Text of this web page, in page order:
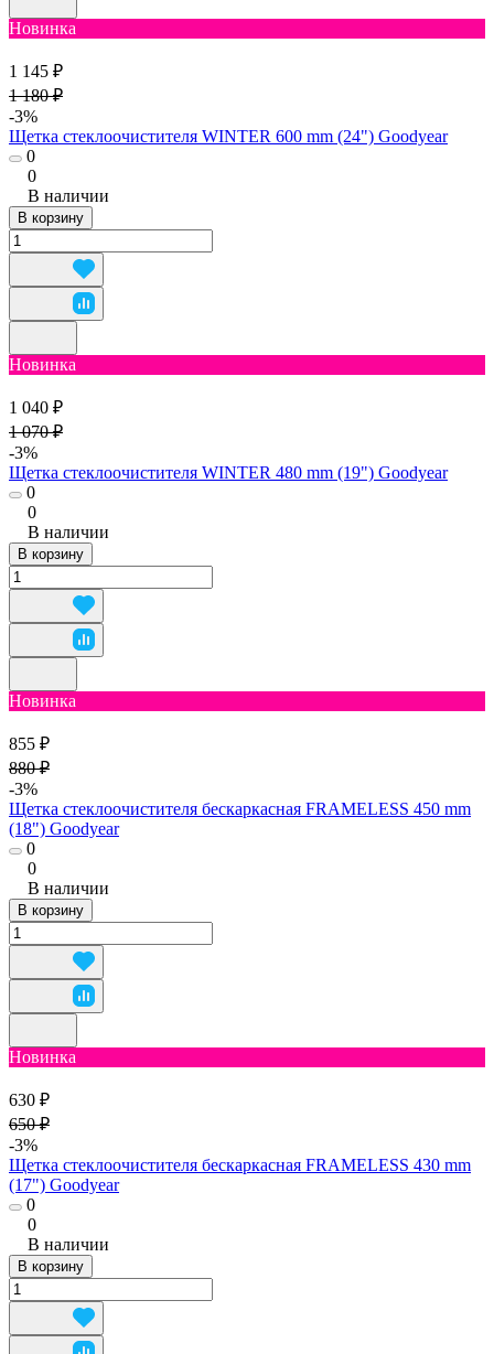
Новинка
1 145 ₽
1 180 ₽
-3%
Щетка стеклоочистителя WINTER 600 mm (24") Goodyear
0
0
В наличии
В корзину
Новинка
1 040 ₽
1 070 ₽
-3%
Щетка стеклоочистителя WINTER 480 mm (19") Goodyear
0
0
В наличии
В корзину
Новинка
855 ₽
880 ₽
-3%
Щетка стеклоочистителя бескаркасная FRAMELESS 450 mm
(18") Goodyear
0
0
В наличии
В корзину
Новинка
630 ₽
650 ₽
-3%
Щетка стеклоочистителя бескаркасная FRAMELESS 430 mm
(17") Goodyear
0
0
В наличии
В корзину